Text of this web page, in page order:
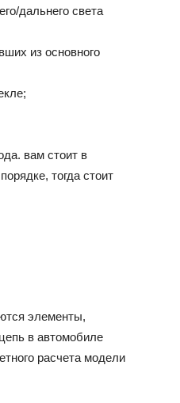
дальнего света
из основного
вам стоит в
тогда стоит
элементы,
в автомобиле
расчета модели